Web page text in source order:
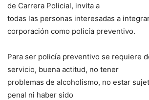
de Carrera Policial, invita a
todas las personas interesadas a
corporación como policía preventivo.
Para ser policía preventivo se requiere
servicio, buena actitud, no tener
problemas de alcoholismo, no estar
penal ni haber sido